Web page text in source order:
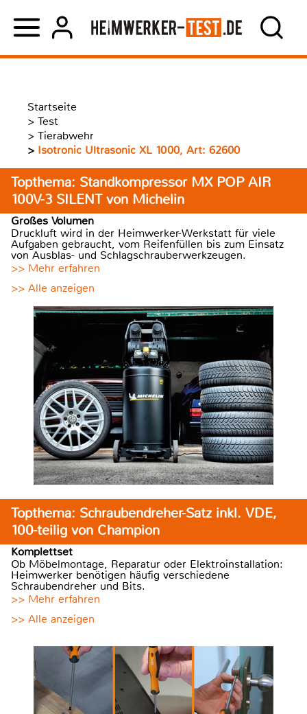
Startseite
> Test
> Tierabwehr
> Isotronic Ultrasonic XL 1000, Art: 62600
Topthema: Standkompressor MX POP AIR
100V-3 SILENT von Michelin
Großes Volumen
Druckluft wird in der Heimwerker-Werkstatt für viele
Aufgaben gebraucht, vom Reifenfüllen bis zum Einsatz
von Ausblas- und Schlagschrauberwerkzeugen.
>> Mehr erfahren
>> Alle anzeigen
Topthema: Schraubendreher-Satz inkl. VDE,
100-teilig von Champion
Komplettset
Ob Möbelmontage, Reparatur oder Elektroinstallation:
Heimwerker benötigen häufig verschiedene
Schraubendreher und Bits.
>> Mehr erfahren
>> Alle anzeigen